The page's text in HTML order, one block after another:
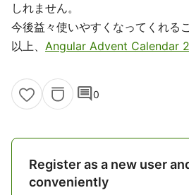
しれません。
今後益々使いやすくなってくれる
以上、 Angular Advent Calendar
comment0
Register as a new user
conveniently